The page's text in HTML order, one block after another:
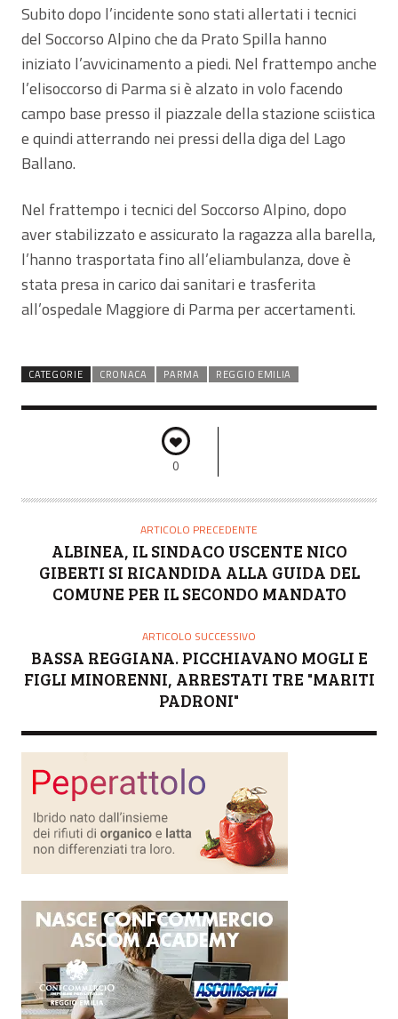
Subito dopo l’incidente sono stati allertati i tecnici
del Soccorso Alpino che da Prato Spilla hanno
iniziato l’avvicinamento a piedi. Nel frattempo anche
l’elisoccorso di Parma si è alzato in volo facendo
campo base presso il piazzale della stazione sciistica
e quindi atterrando nei pressi della diga del Lago
Ballano.
Nel frattempo i tecnici del Soccorso Alpino, dopo
aver stabilizzato e assicurato la ragazza alla barella,
l’hanno trasportata fino all’eliambulanza, dove è
stata presa in carico dai sanitari e trasferita
all’ospedale Maggiore di Parma per accertamenti.
CATEGORIE CRONACA PARMA REGGIO EMILIA
0
ARTICOLO PRECEDENTE
ALBINEA, IL SINDACO USCENTE NICO
GIBERTI SI RICANDIDA ALLA GUIDA DEL
COMUNE PER IL SECONDO MANDATO
ARTICOLO SUCCESSIVO
BASSA REGGIANA. PICCHIAVANO MOGLI E
FIGLI MINORENNI, ARRESTATI TRE "MARITI
PADRONI"